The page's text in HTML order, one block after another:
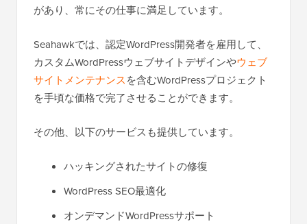
があり、常にその仕事に満足しています。
Seahawkでは、認定WordPress開発者を雇用して、
カスタムWordPressウェブサイトデザインやウェブ
サイトメンテナンスを含むWordPressプロジェクト
を手頃な価格で完了させることができます。
その他、以下のサービスも提供しています。
ハッキングされたサイトの修復
WordPress SEO最適化
オンデマンドWordPressサポート